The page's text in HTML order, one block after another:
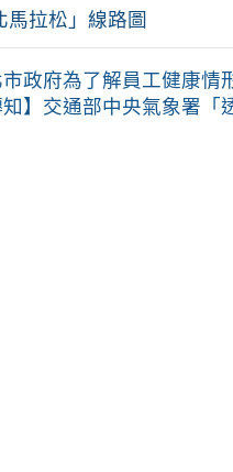
馬拉松」線路圖
政府為了解員工健康情
知】交通部中央氣象署「